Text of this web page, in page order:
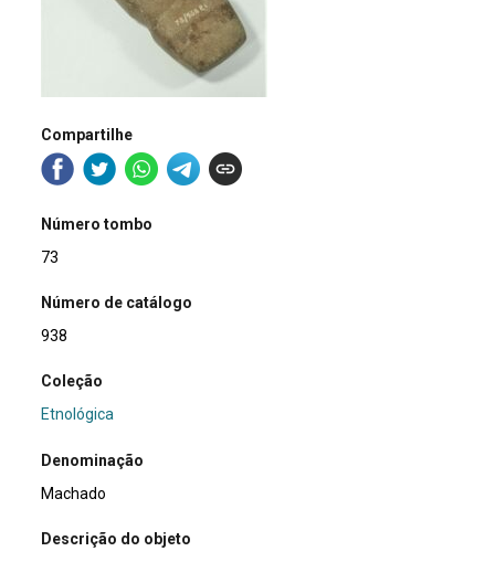
Compartilhe
Número tombo
73
Número de catálogo
938
Coleção
Etnológica
Denominação
Machado
Descrição do objeto